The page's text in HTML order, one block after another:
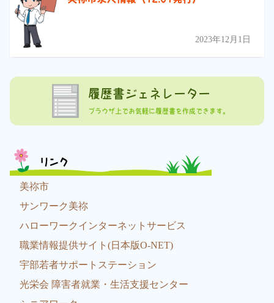
2023年12月1日
履歴書ジェネレーター
ブラウザ上でお気軽に履歴書を作成できます。
リンク
美祢市
サンワーク美祢
ハローワークインターネットサービス
職業情報提供サイト(日本版O-NET)
宇部若者サポートステーション
光栄会 障害者就業・生活支援センター